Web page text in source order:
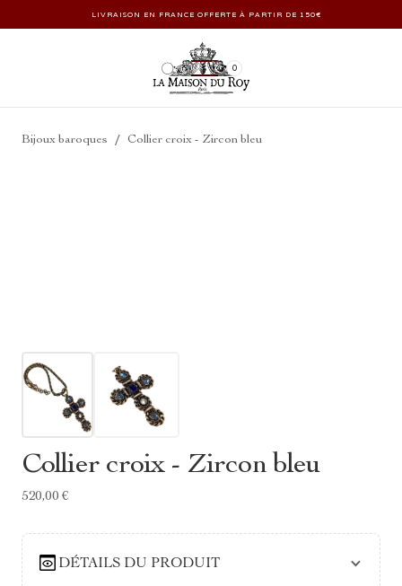
LIVRAISON EN FRANCE OFFERTE À PARTIR DE 150€
0
Bijoux baroques / Collier croix - Zircon bleu
Collier croix - Zircon bleu
520,00 €
DÉTAILS DU PRODUIT